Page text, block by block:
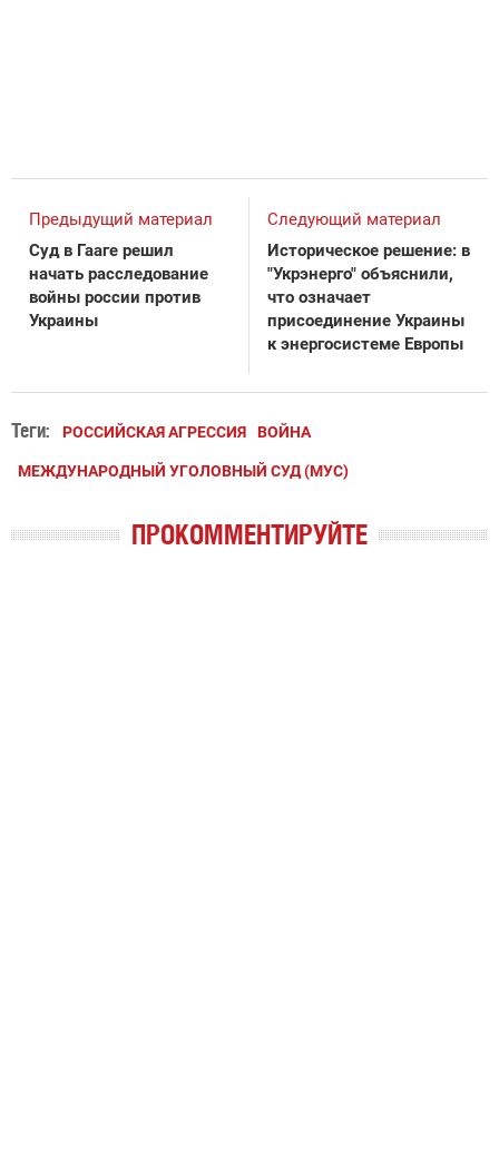
Предыдущий материал
Суд в Гааге решил
начать расследование
войны россии против
Украины
Следующий материал
Историческое решение: в
"Укрэнерго" объяснили,
что означает
присоединение Украины
к энергосистеме Европы
Теги: РОССИЙСКАЯ АГРЕССИЯ ВОЙНА
МЕЖДУНАРОДНЫЙ УГОЛОВНЫЙ СУД (МУС)
ПРОКОММЕНТИРУЙТЕ